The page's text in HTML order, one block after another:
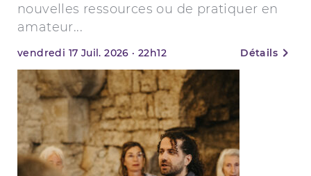
nouvelles ressources ou de pratiquer en
amateur...
vendredi 17 Juil. 2026 ·22h12 Détails